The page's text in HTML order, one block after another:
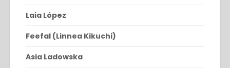
Laia López
Feefal (Linnea Kikuchi)
Asia Ladowska